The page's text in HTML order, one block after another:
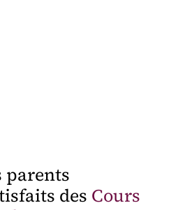
parents
des Cours